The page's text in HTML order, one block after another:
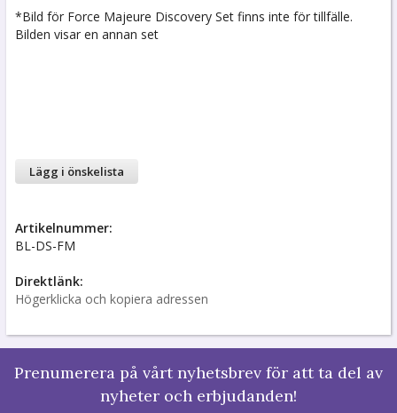
*Bild för Force Majeure Discovery Set finns inte för tillfälle.
Bilden visar en annan set
Lägg i önskelista
Artikelnummer:
BL-DS-FM
Direktlänk:
Högerklicka och kopiera adressen
Prenumerera på vårt nyhetsbrev för att ta del av
nyheter och erbjudanden!